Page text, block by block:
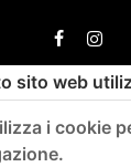
Menu
sito web
i cookie